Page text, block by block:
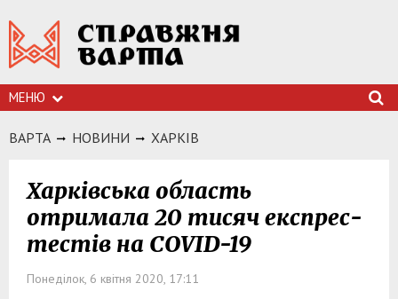
МЕНЮ
ВАРТА НОВИНИ ХАРКIВ
Харківська область
отримала 20 тисяч експрес-
тестів на COVID-19
Понеділок, 6 квітня 2020, 17:11